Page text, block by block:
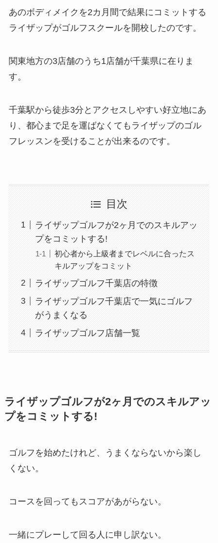
あのボディメイクを2カ月間で結果にコミットする
ライザップがゴルフスクールを開校したのです。
関東地方の3店舗のうち1店舗が千葉県に在りま
す。
千葉駅から徒歩3分とアクセスしやすい好立地にあ
り、都心まで足を運ばなくてもライザップのゴル
フレッスンを受けることが出来るのです。
目次
ライザップゴルフが2ヶ月でのスキルアッ
プをコミットする!
初心者から上級者までレベルに合ったス
キルアップをコミット
ライザップゴルフ千葉店の特徴
ライザップゴルフ千葉店で一気にゴルフ
がうまくなる
ライザップゴルフ店舗一覧
ライザップゴルフが2ヶ月でのスキルアッ
プをコミットする!
ゴルフを始めたけれど、うまくならないから楽し
くない。
コースを回ってもスコアがあがらない。
一緒にプレーして回る人に申し訳ない。